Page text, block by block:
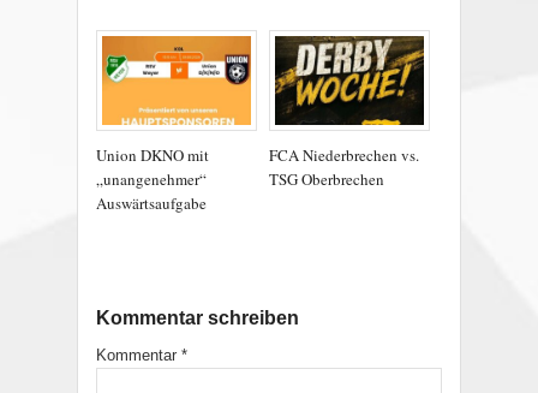
Union DKNO mit
„unangenehmer“
Auswärtsaufgabe
FCA Niederbrechen vs.
TSG Oberbrechen
Kommentar schreiben
Kommentar *